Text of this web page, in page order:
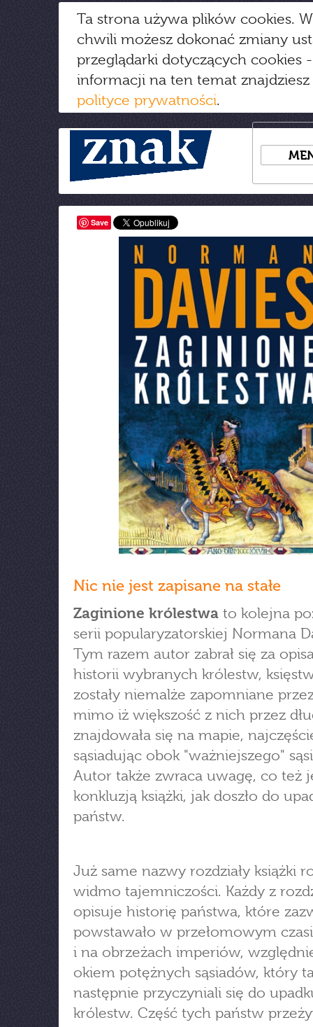
Ta strona używa plików cookies.
chwili możesz dokonać zmiany
przeglądarki dotyczących cookies
informacji na ten temat
polityce prywatności.
Save
Nic nie jest zapisane na stałe
Zaginione królestwa to kolejna
serii popularyzatorskiej Normana
Tym razem autor zabrał się za
historii wybranych królestw,
zostały niemalże zapomniane
mimo iż większość z nich przez
znajdowała się na mapie,
sąsiadując obok "ważniejszego"
Autor także zwraca uwagę, co też
konkluzją książki, jak doszło do
państw.
Już same nazwy rozdziały książki
widmo tajemniczości. Każdy z
opisuje historię państwa, które
powstawało w przełomowym
i na obrzeżach imperiów,
okiem potężnych sąsiadów, który
następnie przyczyniali się do
królestw. Część tych państw